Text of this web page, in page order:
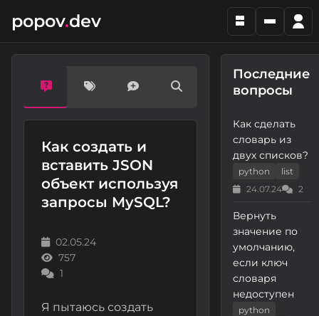
popov.dev
Как создать и
вставить JSON
объект используя
запросы MySQL?
02.05.24
757
1
Я пытаюсь создать
Последние
вопросы
Как сделать
словарь из
двух списков?
python
list
24.07.24
2
Вернуть
значение по
умолчанию,
если ключ
словаря
недоступен
python